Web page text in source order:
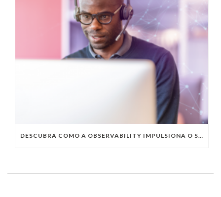
DESCUBRA COMO A OBSERVABILITY IMPULSIONA O SUCESSO DO SEU NEGÓCIO